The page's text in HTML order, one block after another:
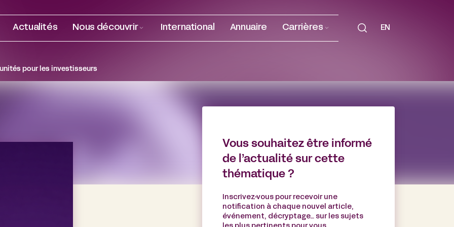
Actualités Nous découvrir International Annuaire Carrières EN
pour les investisseurs
Vous souhaitez être informé
de l’actualité sur cette
thématique ?
Inscrivez-vous pour recevoir une
notification à chaque nouvel article,
événement, décryptage… sur les sujets